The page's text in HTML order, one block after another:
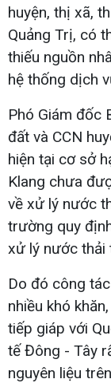
huyện, thị xã,
Quảng Trị, có
thiếu nguồn
hệ thống dịch
Phó Giám đốc
đất và CCN
hiện tại cơ sở
Klang chưa
về xử lý nước
trường quy
xử lý nước thải
Do đó công
nhiều khó
tiếp giáp với
tế Đông - Tây
nguyên liệu